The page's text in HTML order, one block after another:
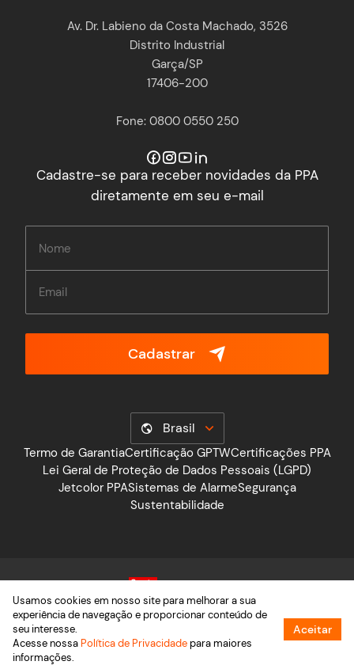
Av. Dr. Labieno da Costa Machado, 3526
Distrito Industrial
Garça/SP
17406-200
Fone: 0800 0550 250
Cadastre-se para receber novidades da PPA
diretamente em seu e-mail
Cadastrar
Brasil
Termo de GarantiaCertificação GPTWCertificações PPA
Lei Geral de Proteção de Dados Pessoais (LGPD)
Jetcolor PPASistemas de AlarmeSegurança
Sustentabilidade
2026 © PPA – Grupo Motoppar
Usamos cookies em nosso site para melhorar a sua
experiência de navegação e proporcionar conteúdo de
seu interesse.
Acesse nossa Política de Privacidadepara maiores
informações.
Aceitar